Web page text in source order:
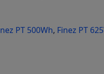
PT 500Wh, Finez PT